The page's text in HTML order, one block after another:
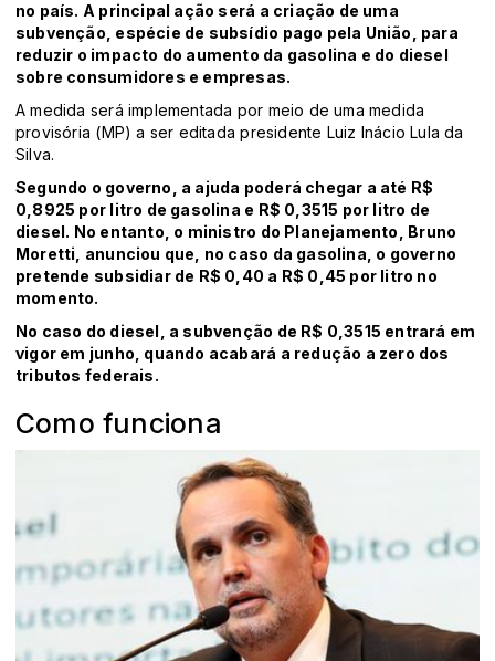
no país. A principal ação será a criação de uma
subvenção, espécie de subsídio pago pela União, para
reduzir o impacto do aumento da gasolina e do diesel
sobre consumidores e empresas.
A medida será implementada por meio de uma medida
provisória (MP) a ser editada presidente Luiz Inácio Lula da
Silva.
Segundo o governo, a ajuda poderá chegar a até R$
0,8925 por litro de gasolina e R$ 0,3515 por litro de
diesel. No entanto, o ministro do Planejamento, Bruno
Moretti, anunciou que, no caso da gasolina, o governo
pretende subsidiar de R$ 0,40 a R$ 0,45 por litro no
momento.
No caso do diesel, a subvenção de R$ 0,3515 entrará em
vigor em junho, quando acabará a redução a zero dos
tributos federais.
Como funciona